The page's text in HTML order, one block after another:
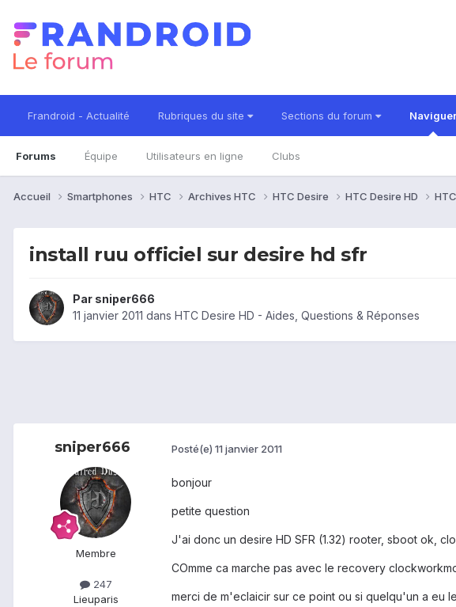
Frandroid - Actualité Rubriques du site Sections du forum Naviguer
Forums Équipe Utilisateurs en ligne Clubs
Accueil Smartphones HTC Archives HTC HTC Desire HTC Desire HD
install ruu officiel sur desire hd sfr
Par sniper666
11 janvier 2011 dans HTC Desire HD - Aides, Questions & Réponses
sniper666
Membre
247
Lieuparis
Posté(e) 11 janvier 2011
bonjour
petite question
J'ai donc un desire HD SFR (1.32) rooter, sboot ok,
COmme ca marche pas avec le recovery
merci de m'eclaicir sur ce point ou si quelqu'un a eu